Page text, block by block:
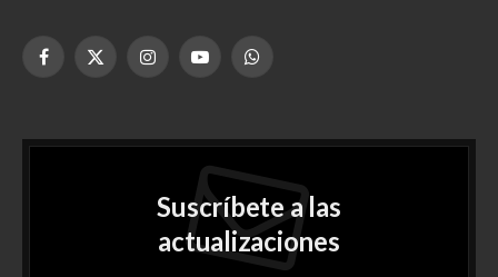
Facebook
X
InstagramYouTubeWhatsApp
Suscríbete a las
actualizaciones